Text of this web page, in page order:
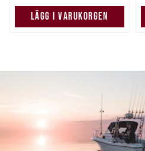
LÄGG I VARUKORGEN